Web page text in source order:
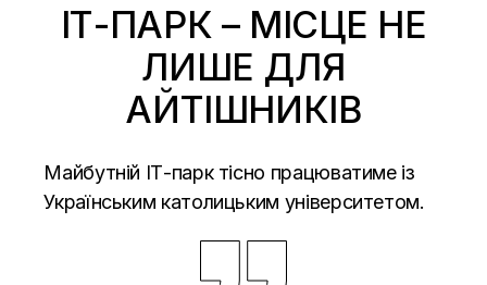
ІТ-ПАРК – МІСЦЕ НЕ
ЛИШЕ ДЛЯ
АЙТІШНИКІВ
Майбутній ІТ-парк тісно працюватиме із
Українським католицьким університетом.